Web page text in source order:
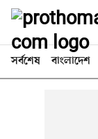
সর্বশেষ বাংলাদেশ